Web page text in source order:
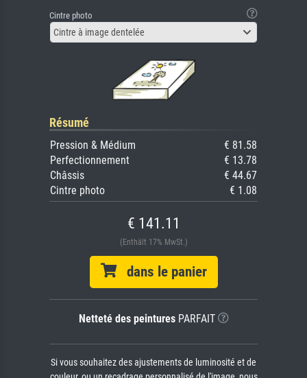
Cintre photo
Cintre à image dentelée
Résumé
Pression & Médium
€ 81.58
Perfectionnement
€ 13.78
Châssis
€ 44.67
Cintre photo
€ 1.08
€ 141.11
(Enthält 17% MwSt.)
dans le panier
Netteté des peinturesPARFAIT
Si vous souhaitez des ajustements de luminosité et de